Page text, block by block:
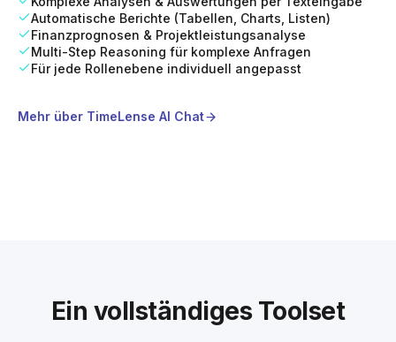
Automatische Berichte (Tabellen, Charts, Listen)
Finanzprognosen & Projektleistungsanalyse
Multi-Step Reasoning für komplexe Anfragen
Für jede Rollenebene individuell angepasst
Mehr über TimeLense AI Chat
Ein vollständiges Toolset